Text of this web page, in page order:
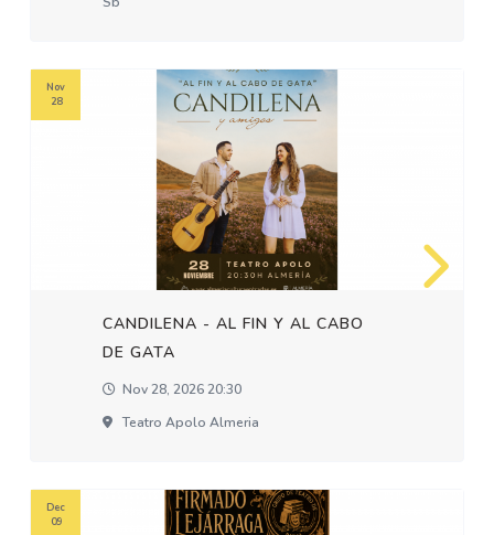
CANDILENA - AL FIN Y AL CABO
DE GATA
Nov 28, 2026 20:30
Teatro Apolo Almeria
Nov
28
Dec
09